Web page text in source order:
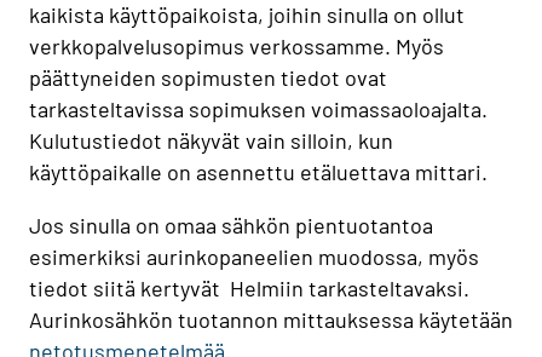
kaikista käyttöpaikoista, joihin sinulla on ollut
verkkopalvelusopimus verkossamme. Myös
päättyneiden sopimusten tiedot ovat
tarkasteltavissa sopimuksen voimassaoloajalta.
Kulutustiedot näkyvät vain silloin, kun
käyttöpaikalle on asennettu etäluettava mittari.
Jos sinulla on omaa sähkön pientuotantoa
esimerkiksi aurinkopaneelien muodossa, myös
tiedot siitä kertyvät Helmiin tarkasteltavaksi.
Aurinkosähkön tuotannon mittauksessa käytetään
netotusmenetelmää.